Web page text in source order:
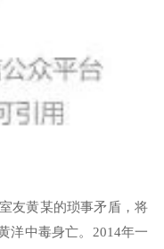
友黄某的琐事矛盾，将
洋中毒身亡。2014年一